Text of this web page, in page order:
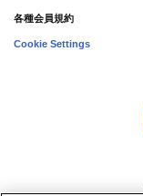
各種会員規約
Cookie Settings